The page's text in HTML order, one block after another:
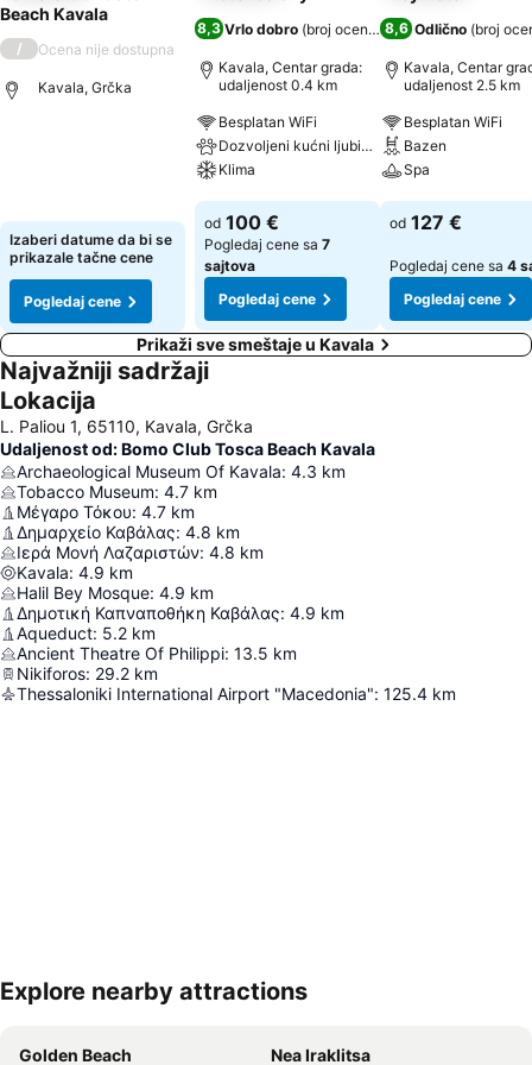
Beach Kavala
/ Ocena nije dostupna
Kavala, Grčka
Izaberi datume da bi se
prikazale tačne cene
Pogledaj cene
8,3Vrlo dobro (broj ocena: 13.716)
Kavala, Centar grada:
udaljenost 0.4 km
Besplatan WiFi
Dozvoljeni kućni ljubimci
Klima
Pogledaj cene
od 100 €
Pogledaj cene sa 7
sajtova
Pogledaj cene
8,6 Odlično (broj
Kavala, Centar
udaljenost 2.5 km
Besplatan WiFi
Bazen
Spa
Pogledaj cene
od 127 €
Pogledaj cene sa 4
Pogledaj cene
Prikaži sve smeštaje u Kavala
Najvažniji sadržaji
Lokacija
L. Paliou 1, 65110, Kavala, Grčka
Udaljenost od: Bomo Club Tosca Beach Kavala
Archaeological Museum Of Kavala: 4.3 km
Τοbacco Μuseum: 4.7 km
Μέγαρο Τόκου: 4.7 km
Δημαρχείο Καβάλας: 4.8 km
Ιερά Μονή Λαζαριστών: 4.8 km
Kavala: 4.9 km
Halil Bey Mosque: 4.9 km
Δημοτική Καπναποθήκη Καβάλας: 4.9 km
Aqueduct: 5.2 km
Ancient Theatre Of Philippi: 13.5 km
Nikiforos: 29.2 km
Thessaloniki International Airport "Macedonia": 125.4 km
Explore nearby attractions
Golden Beach Nea Iraklitsa